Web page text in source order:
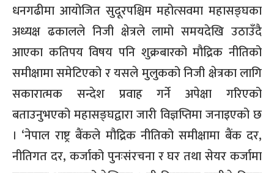
धनगढीमा आयोजित सुदूरपश्चिम महोत्सवमा महासङ्घका
अध्यक्ष ढकालले निजी क्षेत्रले लामो समयदेखि उठाउँदै
आएका कतिपय विषय पनि शुक्रबारको मौद्रिक नीतिको
समीक्षामा समेटिएको र यसले मुलुकको निजी क्षेत्रका लागि
सकारात्मक सन्देश प्रवाह गर्ने अपेक्षा गरिएको
बताउनुभएको महासङ्घद्वारा जारी विज्ञप्तिमा जनाइएको छ
। ‘नेपाल राष्ट्र बैंकले मौद्रिक नीतिको समीक्षामा बैंक दर,
नीतिगत दर, कर्जाको पुनःसंरचना र घर तथा सेयर कर्जामा